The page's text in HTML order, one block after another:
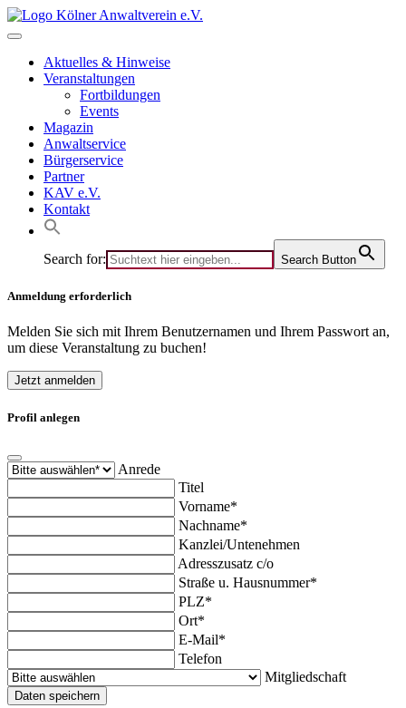
Skip
to
Aktuelles & Hinweise
Veranstaltungen
Fortbildungen
Events
Magazin
Anwaltservice
Bürgerservice
Partner
KAV e.V.
Kontakt
Search for: Search Button
Anmeldung erforderlich
Melden Sie sich mit Ihrem Benutzernamen und Ihrem Passwort an,
um diese Veranstaltung zu buchen!
Jetzt anmelden
Profil anlegen
Anrede
Titel
Vorname*
Nachname*
Kanzlei/Untenehmen
Adresszusatz c/o
Straße u. Hausnummer*
PLZ*
Ort*
E-Mail*
Telefon
Mitgliedschaft
Daten speichern